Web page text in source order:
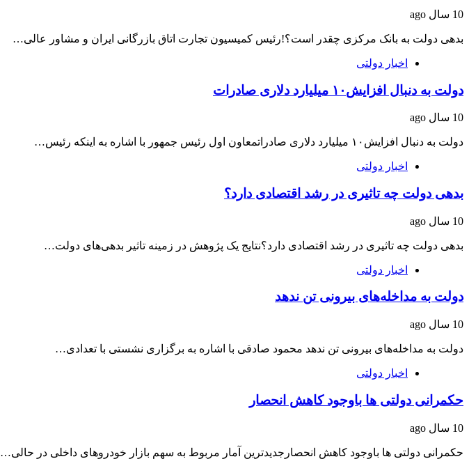
10 سال ago
بدهی دولت به بانک مرکزی چقدر است؟!رئیس کمیسیون تجارت اتاق بازرگانی ایران و مشاور عالی…
اخبار دولتی
دولت به دنبال افزایش۱۰ میلیارد دلاری صادرات
10 سال ago
دولت به دنبال افزایش۱۰ میلیارد دلاری صادراتمعاون اول رئیس جمهور با اشاره به اینکه رئیس…
اخبار دولتی
بدهی‌ دولت چه تاثیری در رشد اقتصادی دارد؟
10 سال ago
بدهی‌ دولت چه تاثیری در رشد اقتصادی دارد؟نتایج یک پژوهش در زمینه تاثیر بدهی‌های دولت…
اخبار دولتی
دولت به مداخله‌های بیرونی تن ندهد
10 سال ago
دولت به مداخله‌های بیرونی تن ندهد محمود صادقی با اشاره به برگزاری نشستی با تعدادی…
اخبار دولتی
حکمرانی دولتی‌ ها باوجود کاهش انحصار
10 سال ago
حکمرانی دولتی‌ ها باوجود کاهش انحصارجدیدترین آمار مربوط به سهم بازار خودروهای داخلی در حالی…